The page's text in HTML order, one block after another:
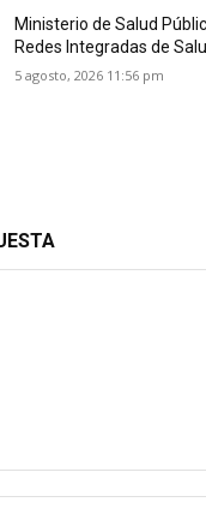
Ministerio de Salud
Redes Integradas de
5 agosto, 2026 11:56 pm